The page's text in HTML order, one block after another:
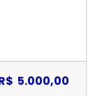
5.000,00